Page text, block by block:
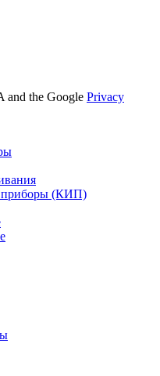
and the Google Privacy
приборы (КИП)